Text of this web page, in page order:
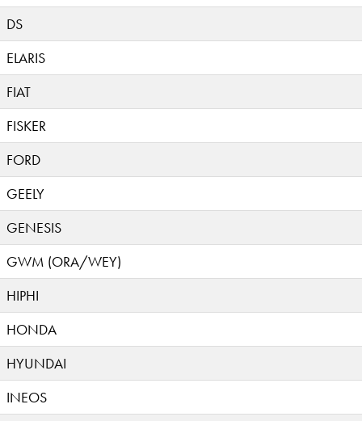
DS
ELARIS
FIAT
FISKER
FORD
GEELY
GENESIS
GWM (ORA/WEY)
HIPHI
HONDA
HYUNDAI
INEOS